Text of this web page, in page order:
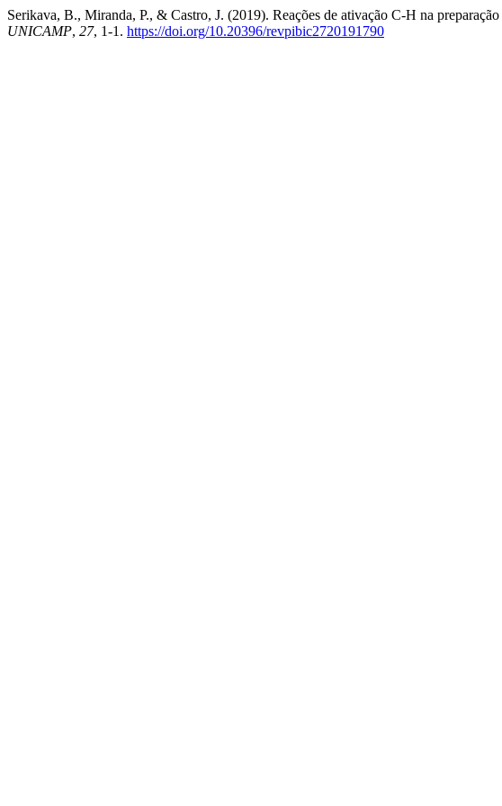
Serikava, B., Miranda, P., & Castro, J. (2019). Reações de ativação C-H na
UNICAMP, 27, 1-1. https://doi.org/10.20396/revpibic2720191790